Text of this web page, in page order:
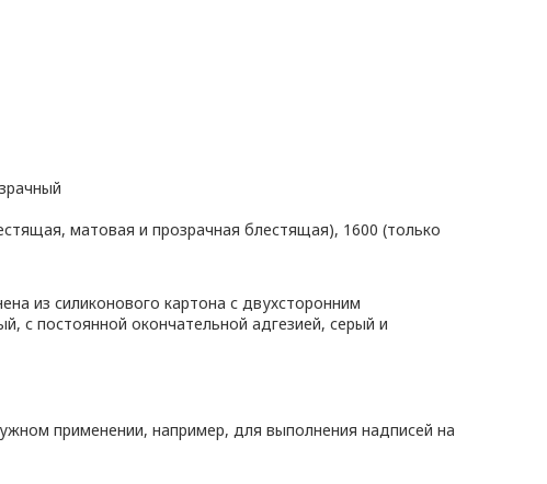
матовая и прозрачная блестящая), 1600 (только
из силиконового картона с двухсторонним
с постоянной окончательной адгезией, серый и
применении, например, для выполнения надписей на